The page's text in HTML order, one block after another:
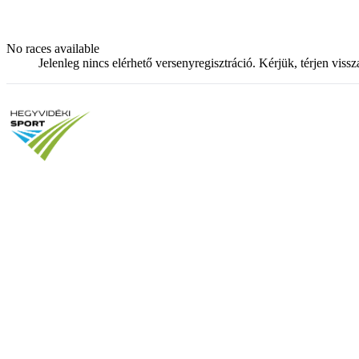
No races available
Jelenleg nincs elérhető versenyregisztráció. Kérjük, térjen